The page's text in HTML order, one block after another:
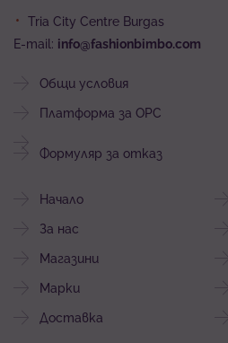
Tria City Centre Burgas
E-mail: info@fashionbimbo.com
Начало
За нас
Магазини
Марки
Доставка
Общи условия
Платформа за ОРС
Формуляр за отказ